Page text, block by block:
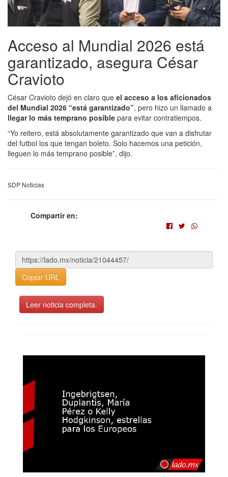
Acceso al Mundial 2026 está
garantizado, asegura César
Cravioto
César Cravioto dejó en claro que el acceso a los aficionados
del Mundial 2026 “está garantizado”, pero hizo un llamado a
llegar lo más temprano posible para evitar contratiempos.
“Yo reitero, está absolutamente garantizado que van a disfrutar
del futbol los que tengan boleto. Solo hacemos una petición,
lleguen lo más temprano posible”, dijo.
SDP Noticias
Compartir en:
Copiar URL
Leer noticia completa.